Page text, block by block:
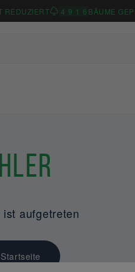
REDUZIERT 4 9 1 6 BÄUME
aufgetreten